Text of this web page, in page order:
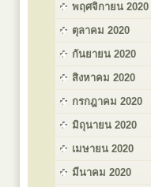
พฤศจิกายน 2020
ตุลาคม 2020
กันยายน 2020
สิงหาคม 2020
กรกฎาคม 2020
มิถุนายน 2020
เมษายน 2020
มีนาคม 2020